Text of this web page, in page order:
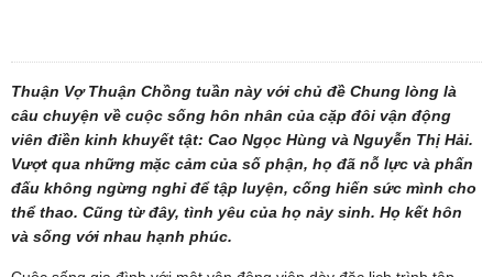
Thuận Vợ Thuận Chồng tuần này với chủ đề Chung lòng là
câu chuyện về cuộc sống hôn nhân của cặp đôi vận động
viên điền kinh khuyết tật: Cao Ngọc Hùng và Nguyễn Thị Hải.
Vượt qua những mặc cảm của số phận, họ đã nỗ lực và phấn
đấu không ngừng nghỉ để tập luyện, cống hiến sức mình cho
thể thao. Cũng từ đây, tình yêu của họ nảy sinh. Họ kết hôn
và sống với nhau hạnh phúc.